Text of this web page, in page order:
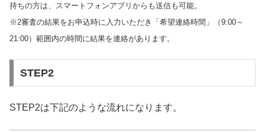
持ちの方は、スマートフォンアプリからも送信も可能。
※2審査の結果をお申込時に入力いただき「希望連絡時間」（9:00～
21:00）範囲内の時間に結果を連絡があります。
STEP2
STEP2は下記のような流れになります。